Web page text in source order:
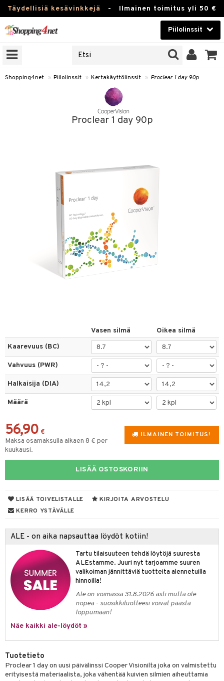
Täydellisiä kesävinkkejä - Ilmainen toimitus yli 50 €
Piilolinssit
Kauneudenhoito
Piilolinssit
Lelut, Lapsi & Vauva
Tuotemerkkejä
Shopping4net » Piilolinssit » Kertakäyttölinssit » Proclear 1 day 90p
Proclear 1 day 90p
Vasen silmä
Oikea silmä
Kaarevuus (BC)
Vahvuus (PWR)
Halkaisija (DIA)
Määrä
ILMAINEN TOIMITUS!
56,90 €
Maksa osamaksulla alkaen 8 € per
kuukausi.
LISÄÄ OSTOSKORIIN
LISÄÄ TOIVELISTALLE
KIRJOITA ARVOSTELU
KERRO YSTÄVÄLLE
ALE - on aika napsauttaa löydöt kotiin!
Tartu tilaisuuteen tehdä löytöjä suuresta
ALEstamme. Juuri nyt tarjoamme suuren
valikoiman jännittäviä tuotteita alennetuilla
hinnoilla!
Ale on voimassa 31.8.2026 asti mutta ole
nopea - suosikkituotteesi voivat päästä
loppumaan!
Näe kaikki ale-löydöt »
Tuotetieto
Proclear 1 day on uusi päivälinssi Cooper Visionilta joka on valmistettu
erityisestä materiaalista, joka vähentää kuivien silmien aiheuttamia
VALITSE LINSSI
TUOTEMERKIT
omien tuotemerkkiensä
& vastauksia